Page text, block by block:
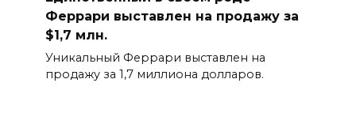
Феррари выставлен на продажу за
$1,7 млн.
Уникальный Феррари выставлен на
продажу за 1,7 миллиона долларов.